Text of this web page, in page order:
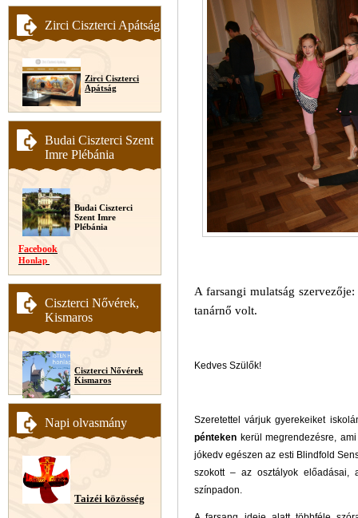
Zirci Ciszterci Apátság
Zirci Ciszterci
Apátság
Budai Ciszterci Szent
Imre Plébánia
Budai Ciszterci
Szent Imre
Plébánia
Facebook
Honlap
Ciszterci Nővérek,
Kismaros
Ciszterci Nővérek
Kismaros
Napi olvasmány
Taizéi közösség
A farsangi mulatság
tanárnő volt.
Kedves Szülők!
Szeretettel várjuk gyerekeiket
pénteken kerül megrendezésre,
jókedv egészen az esti Blindfold
szokott – az osztályok előadásai,
színpadon.